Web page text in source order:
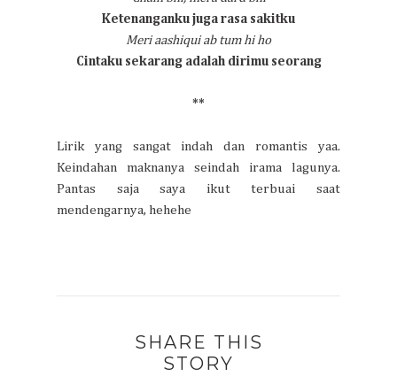
Ketenanganku juga rasa sakitku
Meri aashiqui ab tum hi ho
Cintaku sekarang adalah dirimu seorang
**
Lirik yang sangat indah dan romantis yaa.
Keindahan maknanya seindah irama lagunya.
Pantas saja saya ikut terbuai saat
mendengarnya, hehehe
SHARE THIS
STORY